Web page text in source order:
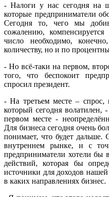
- Налоги у нас сегодня на
которые предприниматели
Сегодня то, чего мы
сожалению,
число необходимо,
количеству, но и по
- Но всё-таки на первом,
того, что беспокоит
спросил президент.
- На третьем месте – спрос,
который сегодня волатилен,
первом месте -
Для бизнеса сегодня очень
понимает, что будет дальше.
внутреннем рынке, и с
предприниматели хотели бы
действий, которая бы
источники для доходов нашей
в каких направлениях бизнес.